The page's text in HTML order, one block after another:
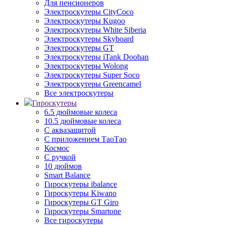
Для пенсионеров
Электроскутеры CityCoco
Электроскутеры Kugoo
Электроскутеры White Siberia
Электроскутеры Skyboard
Электроскутеры GT
Электроскутеры iTank Doohan
Электроскутеры Wolong
Электроскутеры Super Soco
Электроскутеры Greencamel
Все электроскутеры
Гироскутеры
6.5 дюймовые колеса
10.5 дюймовые колеса
С аквазащитой
С приложением ТаоТао
Космос
С ручкой
10 дюймов
Smart Balance
Гироскутеры ibalance
Гироскутеры Kiwano
Гироскутеры GT Giro
Гироскутеры Smartone
Все гироскутеры